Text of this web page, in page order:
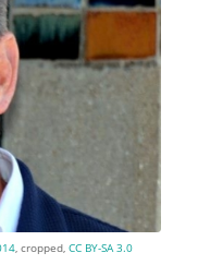
, cropped, CC BY-SA 3.0